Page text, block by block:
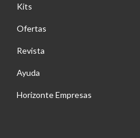
Kits
Ofertas
Revista
Ayuda
Horizonte Empresas